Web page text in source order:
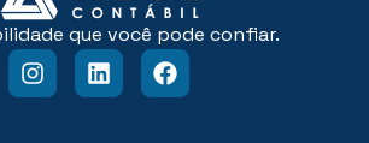
que você pode confiar.